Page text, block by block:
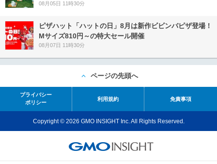
08月05日 11時30分
ピザハット「ハットの日」8月は新作ビビンバピザ登場！
Mサイズ810円～の特大セール開催
08月07日 11時30分
ページの先頭へ
プライバシー
ポリシー
利用規約 免責事項
Copyright © 2026 GMO INSIGHT Inc. All Rights Reserved.